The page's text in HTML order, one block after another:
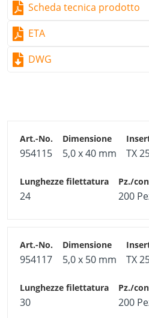
Scheda tecnica prodotto
ETA
DWG
954115 5,0 x 40 mm TX
24 200
954117 5,0 x 50 mm TX
30 200